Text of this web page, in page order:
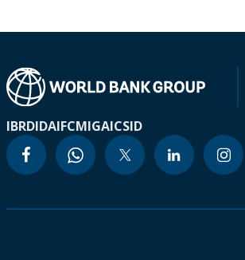
IBRDIDAIFCMIGAICSID